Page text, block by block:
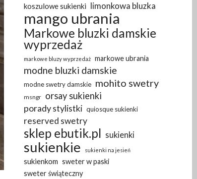
koszulowe sukienki limonkowa bluzka
mango ubrania
Markowe bluzki damskie
wyprzedaż
markowe bluzy wyprzedaż markowe ubrania
modne bluzki damskie
modne swetry damskie mohito swetry
msngr
orsay sukienki
porady stylistki quiosque sukienki
reserved swetry
sklep ebutik.pl sukienki
sukienkie sukienki na jesień
sukienkom sweter w paski
sweter świąteczny